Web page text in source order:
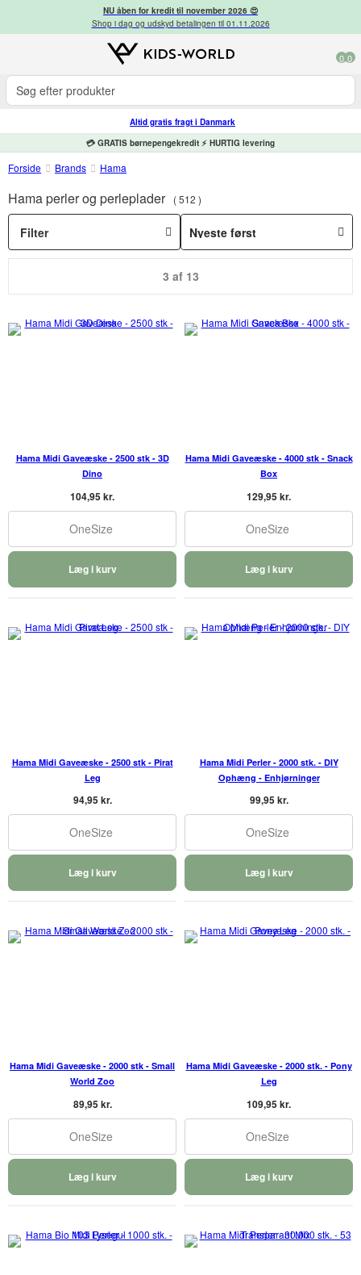
NU åben for kredit til november 2026 😍
Shop i dag og udskyd betalingen til 01.11.2026
0 0
Altid gratis fragt i Danmark
💳 GRATIS børnepengekredit ⚡ HURTIG levering
Forside Brands Hama
Hama perler og perleplader 512
Filter
3 af 13
Hama Midi Gaveæske - 2500 stk - 3D
Dino
104,95 kr.
OneSize
Læg i kurv
Hama Midi Gaveæske - 4000 stk - Snack
Box
129,95 kr.
OneSize
Læg i kurv
Hama Midi Gaveæske - 2500 stk - Pirat
Leg
94,95 kr.
OneSize
Læg i kurv
Hama Midi Perler - 2000 stk. - DIY
Ophæng - Enhjørninger
99,95 kr.
OneSize
Læg i kurv
Hama Midi Gaveæske - 2000 stk - Small
World Zoo
89,95 kr.
OneSize
Læg i kurv
Hama Midi Gaveæske - 2000 stk. - Pony
Leg
109,95 kr.
OneSize
Læg i kurv